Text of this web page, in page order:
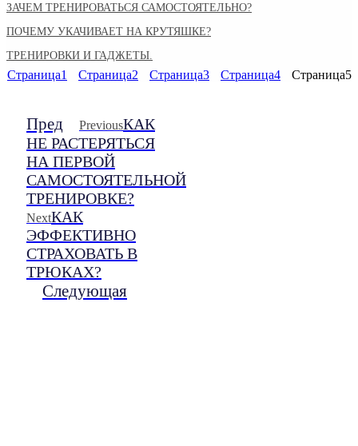
ЗАЧЕМ ТРЕНИРОВАТЬСЯ САМОСТОЯТЕЛЬНО?
ПОЧЕМУ УКАЧИВАЕТ НА КРУТЯШКЕ?
ТРЕНИРОВКИ И ГАДЖЕТЫ.
Страница1 Страница2 Страница3 Страница4 Страница5
Пред PreviousКАК
НЕ РАСТЕРЯТЬСЯ
НА ПЕРВОЙ
САМОСТОЯТЕЛЬНОЙ
ТРЕНИРОВКЕ?
NextКАК
ЭФФЕКТИВНО
СТРАХОВАТЬ В
ТРЮКАХ?
Следующая